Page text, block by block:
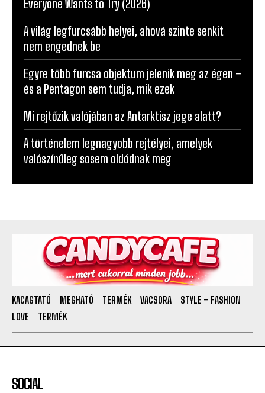
Everyone Wants to Try (2026)
A világ legfurcsább helyei, ahová szinte senkit
nem engednek be
Egyre több furcsa objektum jelenik meg az égen –
és a Pentagon sem tudja, mik ezek
Mi rejtőzik valójában az Antarktisz jege alatt?
A történelem legnagyobb rejtélyei, amelyek
valószínűleg sosem oldódnak meg
KACAGTATÓ MEGHATÓ TERMÉK VACSORA
STYLE – FASHION
LOVE
TERMÉK
SOCIAL